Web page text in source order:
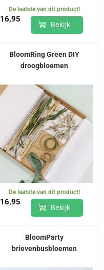
De laatste van dit product!
16,95
Bekijk
BloomRing Green DIY
droogbloemen
De laatste van dit product!
16,95
Bekijk
BloomParty
brievenbusbloemen